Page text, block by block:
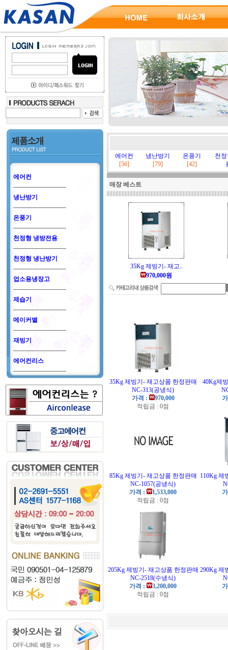
에어컨
냉난방기
온풍기
천정형 냉방전용
천정형 냉난방기
업소용냉장고
제습기
메이커별
재빙기
에어컨리스
에어컨
[56]
냉난방기
[79]
온풍기
[42]
천
매장 베스트
35Kg 제빙기- 재고..
970,000원
35Kg 제빙기- 재고상품 한정판매
NC-313(공냉식)
가격 :
970,000
적립금 : 0점
40Kg제
85Kg 제빙기- 재고상품 한정판매
NC-1057(공냉식)
가격 :
1,533,000
적립금 : 0점
110Kg 제
205Kg 제빙기- 재고상품 한정판매
NC-2518(수냉식)
가격 :
3,200,000
적립금 : 0점
290Kg 제